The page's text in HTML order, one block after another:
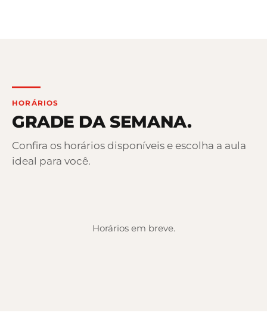
HORÁRIOS
GRADE DA SEMANA.
Confira os horários disponíveis e escolha a aula
ideal para você.
Horários em breve.